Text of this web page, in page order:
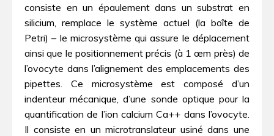
consiste en un épaulement dans un substrat en
silicium, remplace le système actuel (la boîte de
Petri) – le microsystème qui assure le déplacement
ainsi que le positionnement précis (à 1 œm près) de
l’ovocyte dans l’alignement des emplacements des
pipettes. Ce microsystème est composé d’un
indenteur mécanique, d’une sonde optique pour la
quantification de l’ion calcium Ca++ dans l’ovocyte.
Il consiste en un microtranslateur usiné dans une